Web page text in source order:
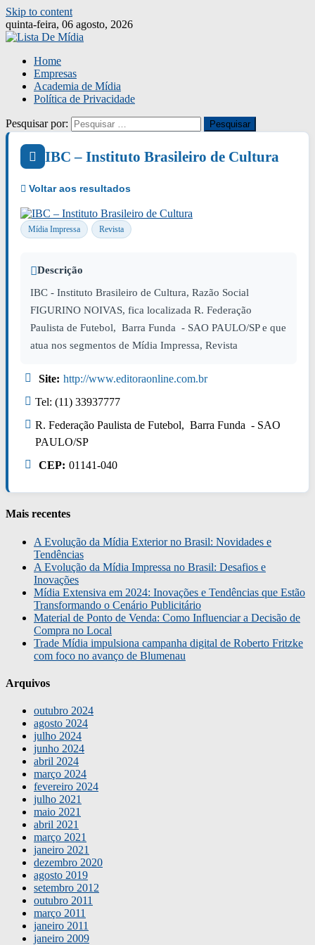
Skip to content
quinta-feira, 06 agosto, 2026
Home
Empresas
Academia de Mídia
Política de Privacidade
Pesquisar por:
IBC – Instituto Brasileiro de Cultura
Mídia Impressa Revista
Descrição
IBC - Instituto Brasileiro de Cultura, Razão Social
FIGURINO NOIVAS, fica localizada R. Federação
Paulista de Futebol, Barra Funda - SAO PAULO/SP e que
atua nos segmentos de Mídia Impressa, Revista
Site: http://www.editoraonline.com.br
Tel: (11) 33937777
R. Federação Paulista de Futebol, Barra Funda - SAO
PAULO/SP
CEP: 01141-040
Mais recentes
A Evolução da Mídia Exterior no Brasil: Novidades e
Tendências
A Evolução da Mídia Impressa no Brasil: Desafios e
Inovações
Mídia Extensiva em 2024: Inovações e Tendências que Estão
Transformando o Cenário Publicitário
Material de Ponto de Venda: Como Influenciar a Decisão de
Compra no Local
Trade Mídia impulsiona campanha digital de Roberto Fritzke
com foco no avanço de Blumenau
Arquivos
outubro 2024
agosto 2024
julho 2024
junho 2024
abril 2024
março 2024
fevereiro 2024
julho 2021
maio 2021
abril 2021
março 2021
janeiro 2021
dezembro 2020
agosto 2019
setembro 2012
outubro 2011
março 2011
janeiro 2011
janeiro 2009